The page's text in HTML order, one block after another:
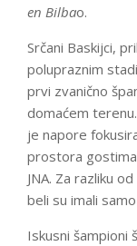
en Bilbao.
Srčani Baskijci,
polupraznim
prvi zvanično
domaćem
je napore
prostora
JNA. Za razliku
beli su imali
Iskusni šampioni